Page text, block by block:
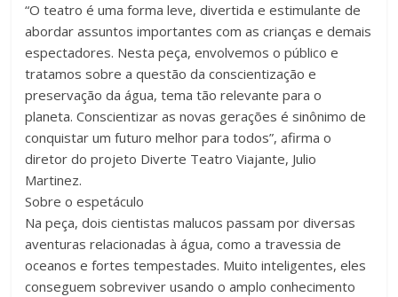
“O teatro é uma forma leve, divertida e estimulante de
abordar assuntos importantes com as crianças e demais
espectadores. Nesta peça, envolvemos o público e
tratamos sobre a questão da conscientização e
preservação da água, tema tão relevante para o
planeta. Conscientizar as novas gerações é sinônimo de
conquistar um futuro melhor para todos”, afirma o
diretor do projeto Diverte Teatro Viajante, Julio
Martinez.
Sobre o espetáculo
Na peça, dois cientistas malucos passam por diversas
aventuras relacionadas à água, como a travessia de
oceanos e fortes tempestades. Muito inteligentes, eles
conseguem sobreviver usando o amplo conhecimento